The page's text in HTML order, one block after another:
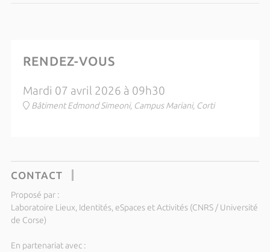
RENDEZ-VOUS
Mardi 07 avril 2026 à 09h30
Bâtiment Edmond Simeoni, Campus Mariani, Corti
CONTACT
Proposé par :
Laboratoire Lieux, Identités, eSpaces et Activités (CNRS / Université
de Corse)
En partenariat avec :